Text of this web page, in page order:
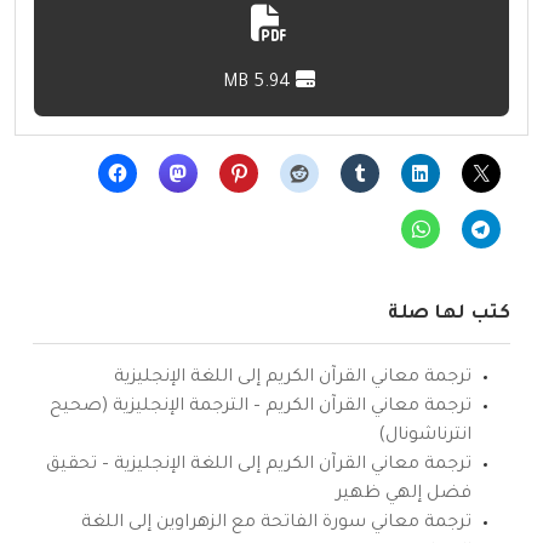
كتب لها صلة
ترجمة معاني القرآن الكريم إلى اللغة الإنجليزية
ترجمة معاني القرآن الكريم – الترجمة الإنجليزية (صحيح
انترناشونال)
ترجمة معاني القرآن الكريم إلى اللغة الإنجليزية – تحقيق
فضل إلهي ظهير
ترجمة معاني سورة الفاتحة مع الزهراوين إلى اللغة